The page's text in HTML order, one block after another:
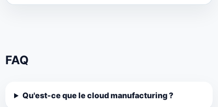
FAQ
Qu'est-ce que le cloud manufacturing ?